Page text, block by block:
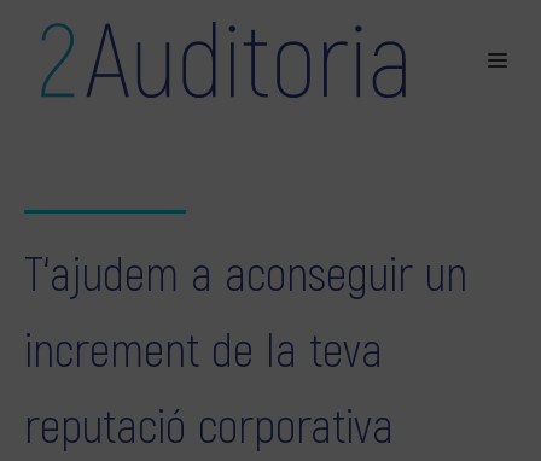
T‘ajudem a aconseguir un
increment de la teva
reputació corporativa